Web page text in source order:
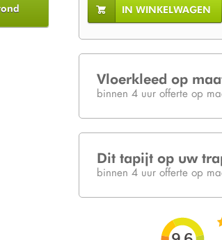
IN WINKELWAGEN
Vloerkleed op
binnen 4 uur offerte op
Dit tapijt op uw
binnen 4 uur offerte op